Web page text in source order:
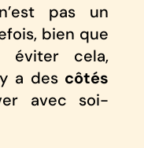
pas un
bien que
éviter cela,
a des côtés
avec soi-